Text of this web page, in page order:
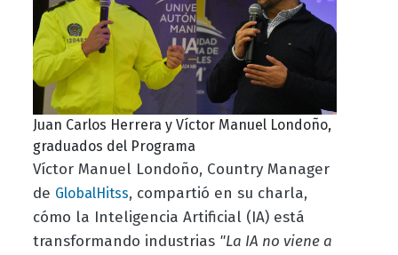
Juan Carlos Herrera y Víctor Manuel Londoño,
graduados del Programa
Víctor Manuel Londoño, Country Manager
de GlobalHitss, compartió en su charla,
cómo la Inteligencia Artificial (IA) está
transformando industrias "La IA no viene a